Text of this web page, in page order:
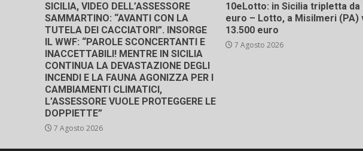
SICILIA, VIDEO DELL’ASSESSORE
SAMMARTINO: “AVANTI CON LA
TUTELA DEI CACCIATORI”. INSORGE
IL WWF: “PAROLE SCONCERTANTI E
INACCETTABILI! MENTRE IN SICILIA
CONTINUA LA DEVASTAZIONE DEGLI
INCENDI E LA FAUNA AGONIZZA PER I
CAMBIAMENTI CLIMATICI,
L’ASSESSORE VUOLE PROTEGGERE LE
DOPPIETTE”
7 Agosto 2026
10eLotto: in Sicilia tripletta da
euro – Lotto, a Misilmeri (PA)
13.500 euro
7 Agosto 2026